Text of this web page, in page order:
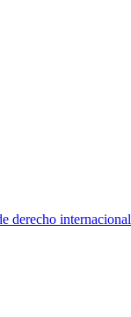
derecho internacional